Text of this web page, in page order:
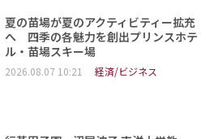
夏の苗場が夏のアクティビティー拡充
へ 四季の各魅力を創出プリンスホテ
ル・苗場スキー場
2026.08.07 10:21 経済/ビジネス